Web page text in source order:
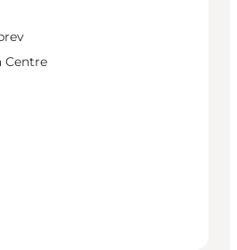
Centre